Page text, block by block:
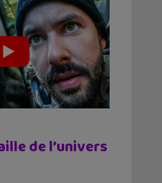
de l’univers